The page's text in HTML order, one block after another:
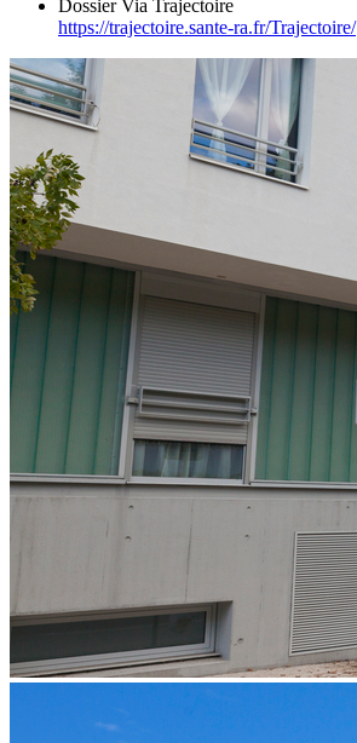
Dossier Via Trajectoire
https://trajectoire.sante-ra.fr/Trajectoire/